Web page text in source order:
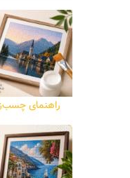
راهنمای